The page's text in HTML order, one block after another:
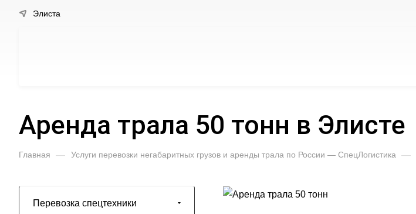
Элиста
Аренда трала 50 тонн в Элисте
Главная — Услуги перевозки негабаритных грузов и аренды трала по России — СпецЛогистика —
Перевозка спецтехники